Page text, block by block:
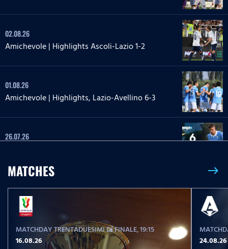
02.08.26
Amichevole | Highlights Ascoli-Lazio 1-2
01.08.26
Amichevole | Highlights, Lazio-Avellino 6-3
26.07.26
20.07.26
Highlights | Lazio-Lazio Under 20 3-1
24.05.26
MATCHES east
MATCHDAY TRENTADUESIMI DI FINALE, 19:15
16.08.26
24.08.26